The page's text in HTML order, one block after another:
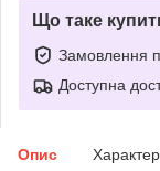
Що таке
Замовлення
Доступна
Опис